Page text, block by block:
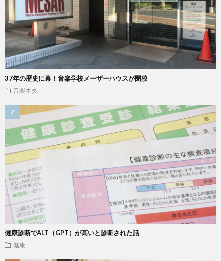
37年の歴史に幕！音楽学校メーザーハウスが閉校
音楽ネタ
健康診断でALT（GPT）が高いと診断された話
健康